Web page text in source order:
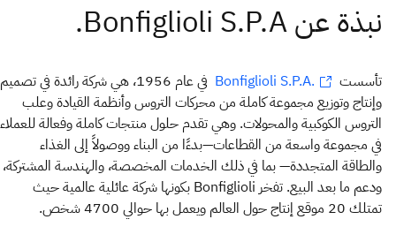
تأسست Bonfiglioli S.P.A.
في عام 1956، هي شركة رائدة في تصميم
وإنتاج وتوزيع مجموعة كاملة من محركات التروس وأنظمة القيادة وعلب
التروس الكوكبية والمحولات. وهي تقدم حلول منتجات كاملة وفعالة للعملاء
في مجموعة واسعة من القطاعات—بدءًا من البناء ووصولاً إلى الغذاء
والطاقة المتجددة— بما في ذلك الخدمات المخصصة، والهندسة المشتركة،
ودعم ما بعد البيع. تفخر Bonfiglioli بكونها شركة عائلية عالمية حيث
تمتلك 20 موقع إنتاج حول العالم ويعمل بها حوالي 4700 شخص.